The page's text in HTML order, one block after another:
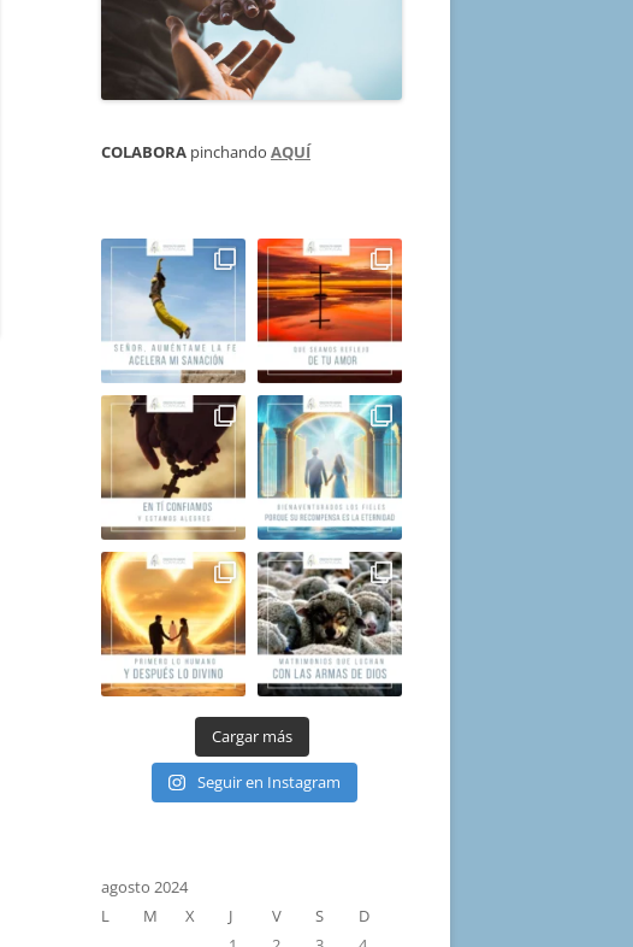
COLABORA pinchando AQUÍ
Cargar más
Seguir en Instagram
agosto 2024
L
M X J V S
D